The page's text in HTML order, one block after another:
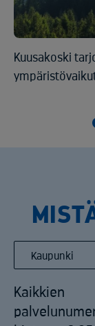
Kuusakoski
Kaikkien